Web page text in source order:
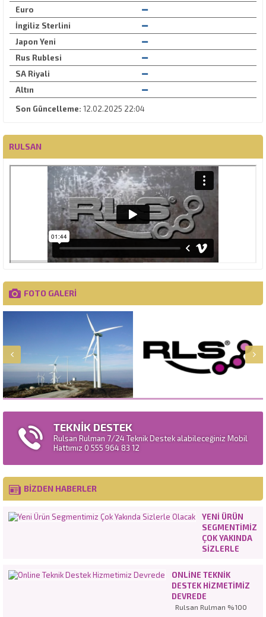
Euro
İngiliz Sterlini
Japon Yeni
Rus Rublesi
SA Riyali
Altın
Son Güncelleme: 12.02.2025 22:04
RULSAN
FOTO GALERİ
TEKNİK DESTEK
Rulsan Rulman 7/24 Teknik Destek alabileceğiniz Mobil
Hattımız 0 555 964 83 12
BİZDEN HABERLER
YENI ÜRÜN
SEGMENTIMIZ
ÇOK YAKINDA
SIZLERLE
ONLINE TEKNIK
DESTEK HIZMETIMIZ
DEVREDE
Rulsan Rulman %100